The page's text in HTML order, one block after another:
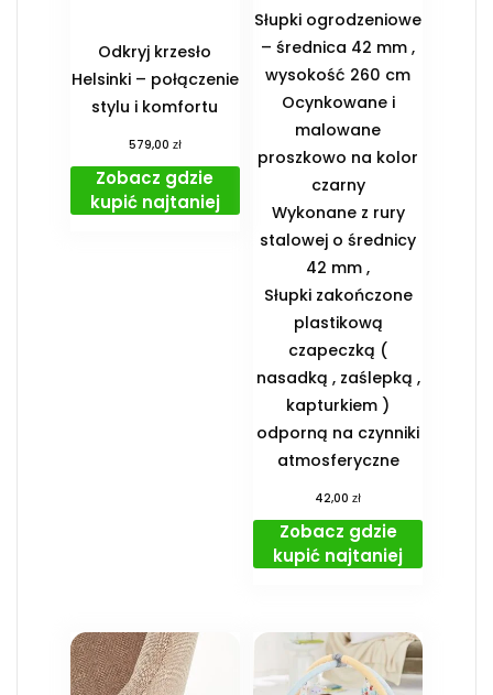
Odkryj krzesło
Helsinki – połączenie
stylu i komfortu
579,00 zł
Zobacz gdzie
kupić najtaniej
Słupki ogrodzeniowe
– średnica 42 mm ,
wysokość 260 cm
Ocynkowane i
malowane
proszkowo na kolor
czarny
Wykonane z rury
stalowej o średnicy
42 mm ,
Słupki zakończone
plastikową
czapeczką (
nasadką , zaślepką ,
kapturkiem )
odporną na czynniki
atmosferyczne
42,00zł
Zobacz gdzie
kupić najtaniej